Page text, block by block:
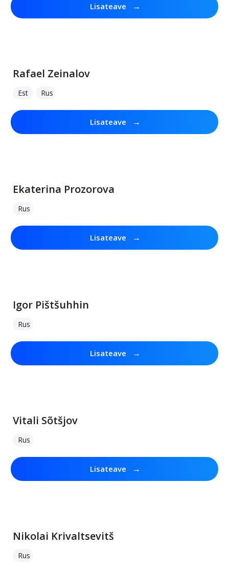
Lisateave →
Rafael Zeinalov
Est Rus
Lisateave →
Ekaterina Prozorova
Rus
Lisateave →
Igor Pištšuhhin
Rus
Lisateave →
Vitali Sõtšjov
Rus
Lisateave →
Nikolai Krivaltsevitš
Rus